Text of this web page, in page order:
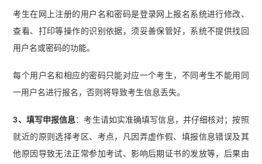
考生在网上注册的用户名和密码是登录网上报名系统进行修改、
查看、打印等操作的识别依据，须妥善保管好，系统不提供找回
用户名或密码的功能。
每个用户名和相应的密码只能对应一个考生，不同考生不能用同
一用户名进行报名，否则将导致考生信息丢失。
3、填写申报信息：考生请如实准确填写信息，并仔细核对；按照
就近的原则选择考区、考点，凡因弄虚作假、填报信息错误及其
他原因导致无法正常参加考试、影响后期证书的发放等，后果由